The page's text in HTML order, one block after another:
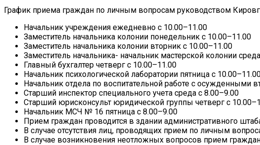
График приема граждан по личным вопросам руководством
Начальник учреждения ежедневно с 10.00–11.00
Заместитель начальника колонии понедельник с 10.00–11.00
Заместитель начальника колонии вторник с 10.00–11.00
Заместитель начальника- начальник мастерской колонии
Главный бухгалтер четверг с 10.00–11.00
Начальник психологической лаборатории пятница с
Начальник отдела по воспитательной работе с осужденными
Старший инспектор специального учета среда с 8.00–9.00
Старший юрисконсульт юридической группы четверг с
Начальник МСЧ № 16 пятница с 8.00–9.00
Прием граждан проводится в здании административного
В случае отсутствия лиц, проводящих прием по личным
В случае возникновения неотложных вопросов прием